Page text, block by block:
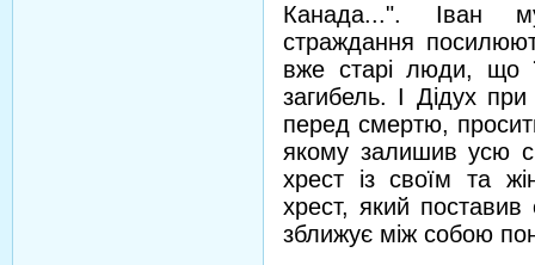
Канада...". Іван
страждання
вже старі люди, що
загибель. І Дідух
перед смертю,
якому залишив усю
хрест із своїм та
хрест, який
зближує між собою